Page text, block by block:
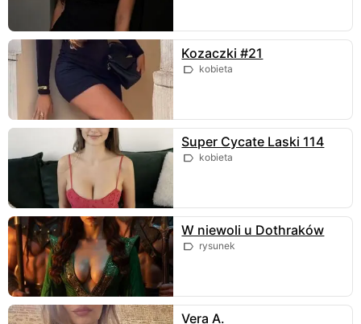
Kozaczki #21
kobieta
Super Cycate Laski 114
kobieta
W niewoli u Dothraków
rysunek
Vera A.